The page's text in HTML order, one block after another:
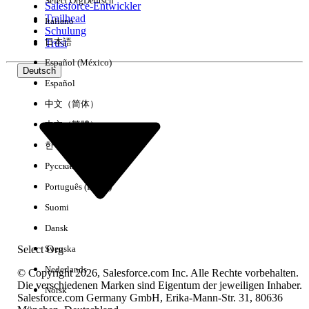
Erfahrung
Keine Ergebnisse
Salesforce-Entwickler
Trailhead
Schulung
Trust
Deutsch
Select Org
Italiano
日本語
Español (México)
Español
中文（简体）
中文（繁體）
한국어
Русский
Português (Brasil)
Suomi
Dansk
Svenska
Nederlands
Norsk
© Copyright 2026, Salesforce.com Inc. Alle Rechte vorbehalten.
Die verschiedenen Marken sind Eigentum der jeweiligen Inhaber.
Salesforce.com Germany GmbH, Erika-Mann-Str. 31, 80636